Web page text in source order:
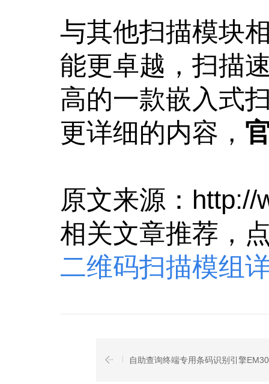
与其他扫描模块
能更卓越，扫描
高的一款嵌入式
更详细的内容，
原文来源： http://
相关文章推荐，
二维码扫描模组
自助查询终端专用条码识别引擎